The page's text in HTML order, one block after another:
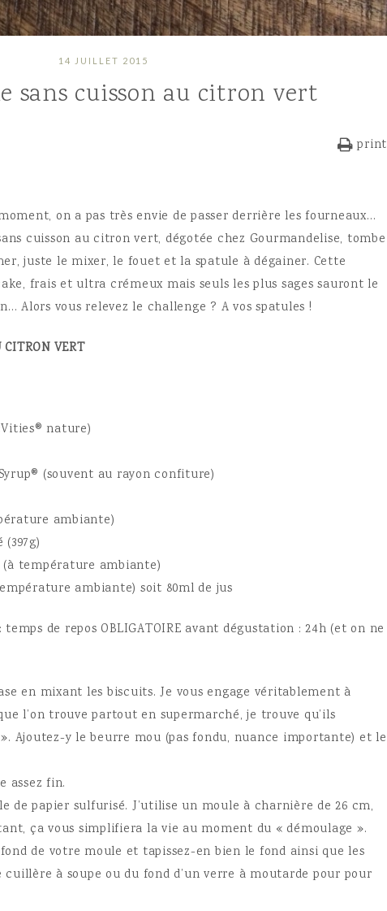
14 JUILLET 2015
sans cuisson au citron vert
print
on a pas très envie de passer derrière les fourneaux…
cuisson au citron vert, dégotée chez Gourmandelise, tombe
juste le mixer, le fouet et la spatule à dégainer. Cette
frais et ultra crémeux mais seuls les plus sages sauront le
Alors vous relevez le challenge ? A vos spatules !
CITRON VERT
nature)
(souvent au rayon confiture)
ambiante)
(à température ambiante)
ambiante) soit 80ml de jus
de repos OBLIGATOIRE avant dégustation : 24h (et on ne
en mixant les biscuits. Je vous engage véritablement à
l’on trouve partout en supermarché, je trouve qu’ils
Ajoutez-y le beurre mou (pas fondu, nuance importante) et le
assez fin.
de papier sulfurisé. J’utilise un moule à charnière de 26 cm,
ça vous simplifiera la vie au moment du « démoulage ».
de votre moule et tapissez-en bien le fond ainsi que les
cuillère à soupe ou du fond d’un verre à moutarde pour pour